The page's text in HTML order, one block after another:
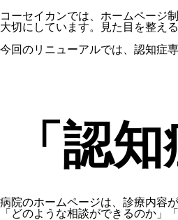
コーセイカンでは、ホームページ
大切にしています。見た目を整え
今回のリニューアルでは、認知症
「認
病院のホームページは、診療内容
「どのような相談ができるのか」